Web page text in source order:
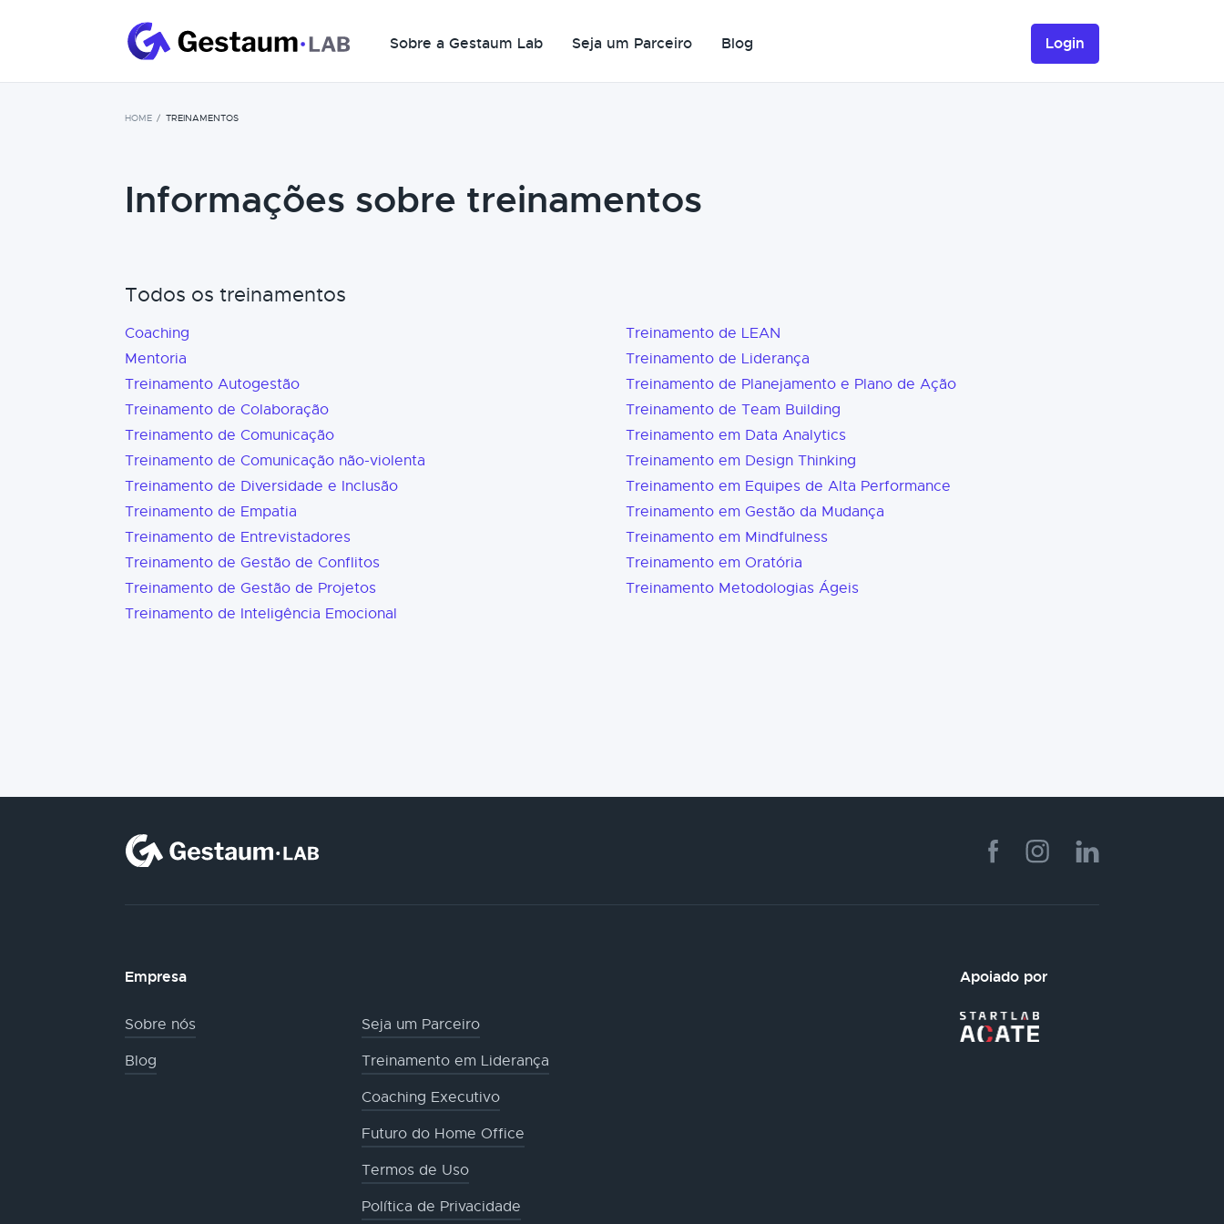
Sobre a Gestaum Lab Seja um Parceiro Blog Login
HOME TREINAMENTOS
Informações sobre treinamentos
Todos os treinamentos
Coaching
Mentoria
Treinamento Autogestão
Treinamento de Colaboração
Treinamento de Comunicação
Treinamento de Comunicação não-violenta
Treinamento de Diversidade e Inclusão
Treinamento de Empatia
Treinamento de Entrevistadores
Treinamento de Gestão de Conflitos
Treinamento de Gestão de Projetos
Treinamento de Inteligência Emocional
Treinamento de LEAN
Treinamento de Liderança
Treinamento de Planejamento e Plano de Ação
Treinamento de Team Building
Treinamento em Data Analytics
Treinamento em Design Thinking
Treinamento em Equipes de Alta Performance
Treinamento em Gestão da Mudança
Treinamento em Mindfulness
Treinamento em Oratória
Treinamento Metodologias Ágeis
Empresa
Sobre nós
Seja um Parceiro
Blog
Treinamento em Liderança
Coaching Executivo
Futuro do Home Office
Termos de Uso
Política de Privacidade
Apoiado por